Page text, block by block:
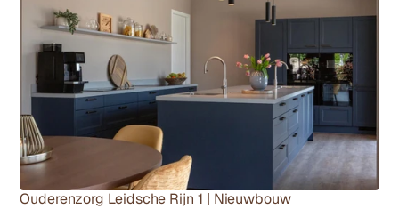
Ouderenzorg Leidsche Rijn 1 | Nieuwbouw